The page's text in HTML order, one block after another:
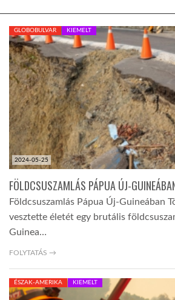
KÖZEL-KELET
AUSZTRÁLIA
A VILÁG ITTHON
GLOBOTV BP
HÍR3D
2024-05-25
GLOBOBULVAR KIEMELT
FÖLDCSUSZAMLÁS PÁPUA ÚJ-
Földcsuszamlás Pápua Új-Guineában
vesztette életét egy brutális
Guinea…
FOLYTATÁS →
ÉSZAK-AMERIKA KIEMELT